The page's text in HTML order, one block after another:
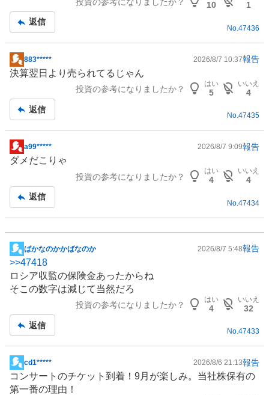
事
10
1
返信
No. 47436
掲
示
事
883***** 2026/8/7 10:37報告
決算翌日より売られてるじゃん
投資の参考になりましたか？
はい
5
いいえ
4
返信
No.47435
掲
示
事
a99***** 2026/8/7 9:09報告
ダメだこりゃ
投資の参考になりましたか？
はい
4
いいえ
4
返信
No. 47434
掲
示
板
記
ばかなのかかばなのか 2026/8/7 5:48報告
>>47418
ロシア収監の保険金あったからね
そこの数字は減じて当然だろ
投資の参考になりましたか？
はい
4
いいえ
32
返信
No.47433
掲
示
cd1***** 2026/8/6 21:13報告
コンサートのチケット到着！9月が楽しみ。当社株保有の
第一番の理由！